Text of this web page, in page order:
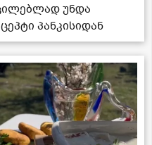
უნდა
პანკისიდან